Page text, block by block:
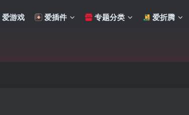
爱游戏 爱插件 专题分类 爱折腾